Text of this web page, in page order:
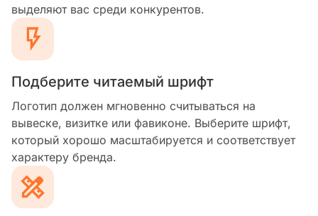
выделяют вас среди конкурентов.
Подберите читаемый шрифт
Логотип должен мгновенно считываться на
вывеске, визитке или фавиконе. Выберите шрифт,
который хорошо масштабируется и соответствует
характеру бренда.